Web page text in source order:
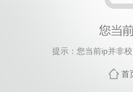
提示：您当前ip并非
首